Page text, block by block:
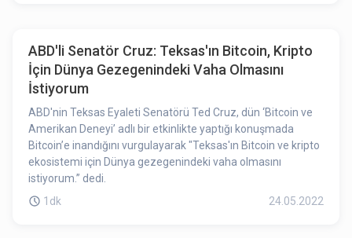
ABD'li Senatör Cruz: Teksas'ın Bitcoin, Kripto
İçin Dünya Gezegenindeki Vaha Olmasını
İstiyorum
ABD'nin Teksas Eyaleti Senatörü Ted Cruz, dün ‘Bitcoin ve
Amerikan Deneyi’ adlı bir etkinlikte yaptığı konuşmada
Bitcoin’e inandığını vurgulayarak "Teksas'ın Bitcoin ve kripto
ekosistemi için Dünya gezegenindeki vaha olmasını
istiyorum.” dedi.
1dk
24.05.2022